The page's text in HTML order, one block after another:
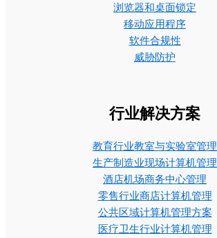
浏览器和桌面锁定
移动应用程序
软件合规性
威胁防护
行业解决方案
教育行业教室与实验室管理
生产制造业现场计算机管理
酒店机场商务中心管理
零售行业商店计算机管理
公共区域计算机管理方案
医疗卫生行业计算机管理